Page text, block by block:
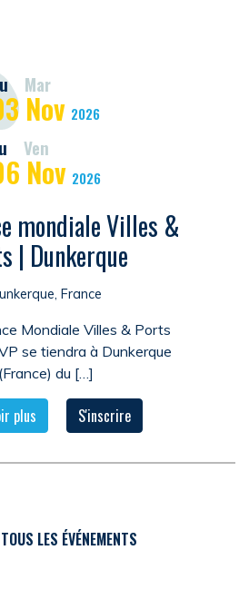
Mar
Nov 2026
Ven
Nov 2026
mondiale Villes &
| Dunkerque
France
Mondiale Villes & Ports
se tiendra à Dunkerque
(France) du […]
plus S'inscrire
TOUS LES ÉVÉNEMENTS